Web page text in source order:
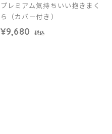
プレミアム気持ちいい抱きまく
ら（カバー付き）
¥9,680 税込